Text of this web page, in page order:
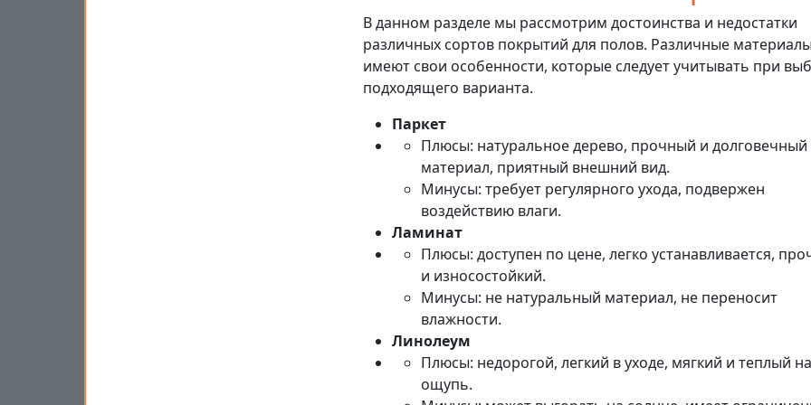
В данном разделе мы рассмотрим достоинства и недостатки
различных сортов покрытий для полов. Различные материалы
имеют свои особенности, которые следует учитывать при
подходящего варианта.
Паркет
Плюсы: натуральное дерево, прочный и долговечный
материал, приятный внешний вид.
Минусы: требует регулярного ухода, подвержен
воздействию влаги.
Ламинат
Плюсы: доступен по цене, легко устанавливается,
и износостойкий.
Минусы: не натуральный материал, не переносит
влажности.
Линолеум
Плюсы: недорогой, легкий в уходе, мягкий и теплый на
ощупь.